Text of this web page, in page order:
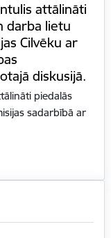
attālināti
darba lietu
Cilvēku ar
diskusijā.
piedalās
sadarbībā ar